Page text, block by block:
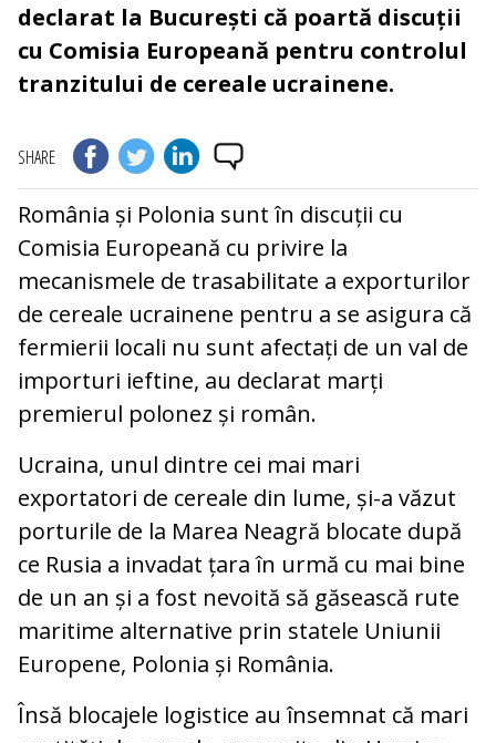
declarat la București că poartă discuții
cu Comisia Europeană pentru controlul
tranzitului de cereale ucrainene.
SHARE
România și Polonia sunt în discuții cu
Comisia Europeană cu privire la
mecanismele de trasabilitate a exporturilor
de cereale ucrainene pentru a se asigura că
fermierii locali nu sunt afectați de un val de
importuri ieftine, au declarat marți
premierul polonez și român.
Ucraina, unul dintre cei mai mari
exportatori de cereale din lume, și-a văzut
porturile de la Marea Neagră blocate după
ce Rusia a invadat țara în urmă cu mai bine
de un an și a fost nevoită să găsească rute
maritime alternative prin statele Uniunii
Europene, Polonia și România.
Însă blocajele logistice au însemnat că mari